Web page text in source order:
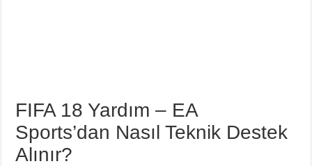
FIFA 18 Yardım – EA
Sports’dan Nasıl Teknik Destek
Alınır?